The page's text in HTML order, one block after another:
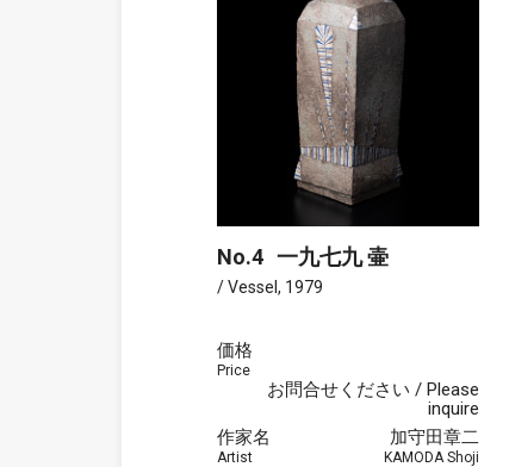
No.4 一九七九 壷
/ Vessel, 1979
価格
Price
お問合せください / Please
inquire
作家名
Artist
加守田章二
KAMODA Shoji